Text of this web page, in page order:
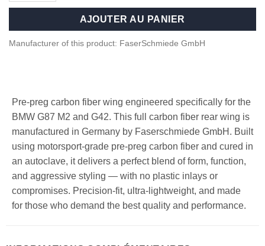
AJOUTER AU PANIER
Manufacturer of this product: FaserSchmiede GmbH
Pre-preg carbon fiber wing engineered specifically for the
BMW G87 M2 and G42. This full carbon fiber rear wing is
manufactured in Germany by Faserschmiede GmbH. Built
using motorsport-grade pre-preg carbon fiber and cured in
an autoclave, it delivers a perfect blend of form, function,
and aggressive styling — with no plastic inlays or
compromises. Precision-fit, ultra-lightweight, and made
for those who demand the best quality and performance.